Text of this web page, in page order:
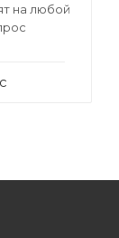
на любой